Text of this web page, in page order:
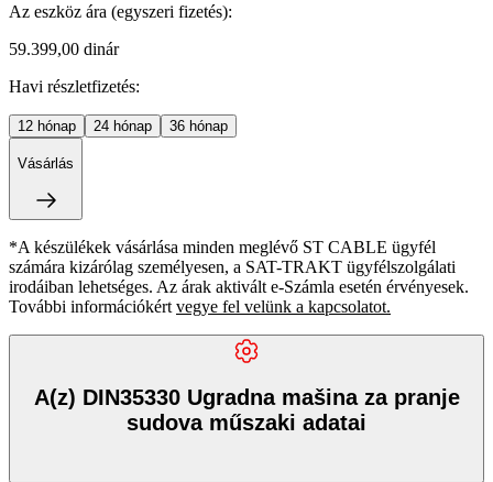
Az eszköz ára (egyszeri fizetés):
59.399,00 dinár
Havi részletfizetés:
12 hónap 24 hónap 36 hónap
Vásárlás
*A készülékek vásárlása minden meglévő ST CABLE ügyfél
számára kizárólag személyesen, a SAT-TRAKT ügyfélszolgálati
irodáiban lehetséges. Az árak aktivált e-Számla esetén érvényesek.
További információkért vegye fel velünk a kapcsolatot.
A(z) DIN35330 Ugradna mašina za pranje
sudova műszaki adatai